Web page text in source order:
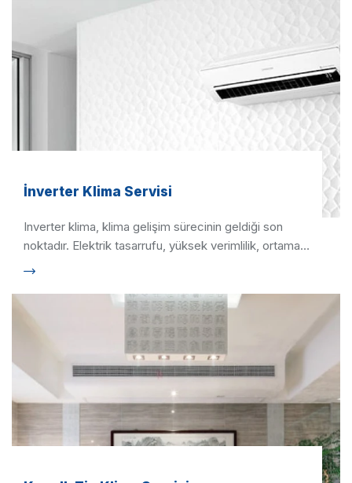
İnverter Klima Servisi
Inverter klima, klima gelişim sürecinin geldiği son
noktadır. Elektrik tasarrufu, yüksek verimlilik, ortama